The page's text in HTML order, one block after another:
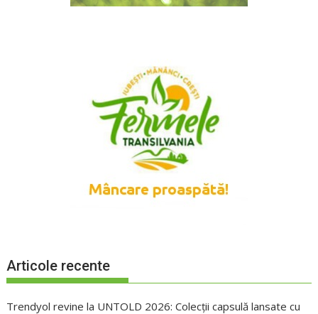
Articole recente
Trendyol revine la UNTOLD 2026: Colecții capsulă lansate cu